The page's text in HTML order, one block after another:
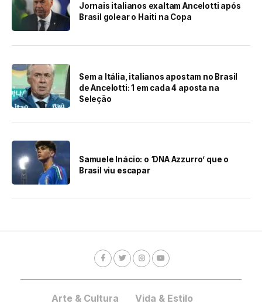
Jornais italianos exaltam Ancelotti após
Brasil golear o Haiti na Copa
Sem a Itália, italianos apostam no Brasil
de Ancelotti: 1 em cada 4 aposta na
Seleção
Samuele Inácio: o ‘DNA Azzurro’ que o
Brasil viu escapar
Arte & Cultura Vida & Estilo